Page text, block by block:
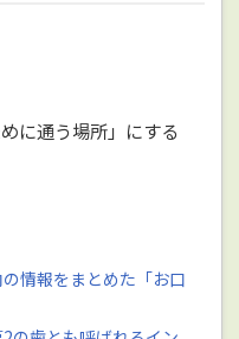
に通う場所」にする
情報をまとめた「お口